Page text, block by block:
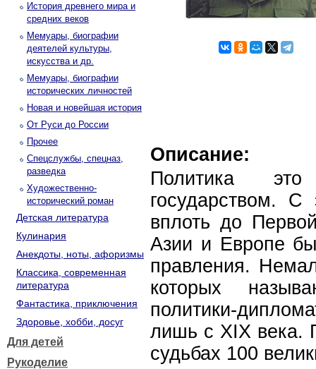
История древнего мира и
средних веков
Мемуары, биографии
деятелей культуры,
искусства и др.
Мемуары, биографии
исторических личностей
Новая и новейшая история
От Руси до России
Прочее
Спецслужбы, спецназ,
разведка
Художественно-
исторический роман
Детская литература
Кулинария
Анекдоты, ноты, афоризмы
Классика, современная
литература
Фантастика, приключения
Здоровье, хобби, досуг
Для детей
Рукоделие
Описание:
Политика это
государством. С
вплоть до
Азии и Европе
правления.
которых
политики-
лишь с XIX века.
судьбах 100